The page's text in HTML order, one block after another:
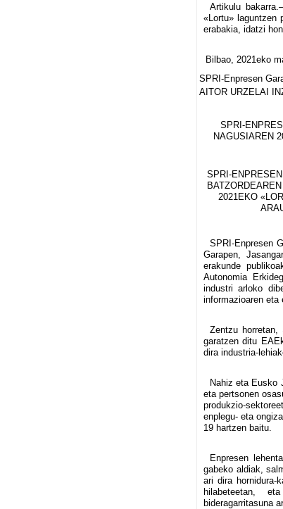
Artikulu
«Lortu» laguntzen
erabakia, idatzi
Bilbao, 2021eko
SPRI-Enpresen
AITOR URZELAI
SPRI-
NAGUSIAREN
SPRI-
2021EKO
SPRI-Enpresen
Garapen,
erakunde
Autonomia
industri arloko
informazioaren eta
Zentzu horretan,
garatzen ditu
dira industria-
Nahiz eta Eusko
eta pertsonen
produkzio-
enplegu- eta
19 hartzen baitu.
Enpresen
gabeko aldiak,
ari dira hornidura-
hilabeteetan,
bideragarritasuna